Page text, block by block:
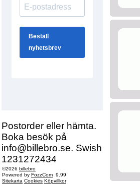
Postorder eller hämta.
Boka besök på
info@billebro.se. Swish
1231272434
©2026 billebro
Powered by FozzCom 9.99
Sitekarta Cookies Köpvillkor